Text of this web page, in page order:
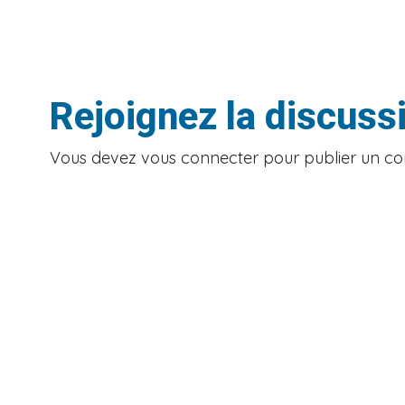
Rejoignez la
Vous devez vous connecter pour publier un